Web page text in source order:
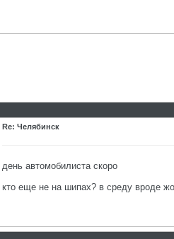
Re: Челябинск
день автомобилиста скоро
кто еще не на шипах? в среду вроде